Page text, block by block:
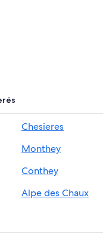
Chesieres
Monthey
Conthey
Alpe des Chaux